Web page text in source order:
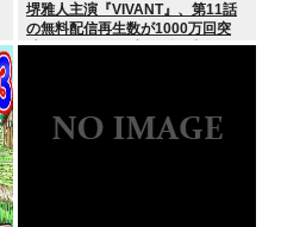
堺雅人主演『VIVANT』、第11話
の無料配信再生数が1000万回突
破！ TVerお気に入り登録者数は